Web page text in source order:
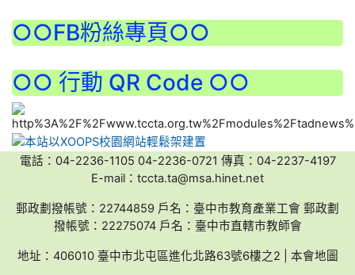
○○FB粉絲專頁○○
○○ 行動 QR Code ○○
電話：04-2236-1105 04-2236-0721 傳真：04-2237-4197
E-mail：tccta.ta@msa.hinet.net
郵政劃撥帳號：22744859 戶名：臺中市教育產業工會 郵政劃
撥帳號：22275074 戶名：臺中市直轄市教師會
地址：406010 臺中市北屯區進化北路63號6樓之2 | 本會地圖